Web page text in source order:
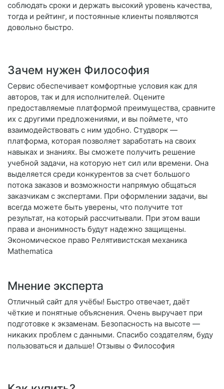
соблюдать сроки и держать высокий уровень качества,
тогда и рейтинг, и постоянные клиенты появляются
довольно быстро.
Зачем нужен Философия
Сервис обеспечивает комфортные условия как для
авторов, так и для исполнителей. Оцените
предоставляемые платформой преимущества, сравните
их с другими предложениями, и вы поймете, что
взаимодействовать с ним удобно. Студворк —
платформа, которая позволяет заработать на своих
навыках и знаниях. Вы сможете получить решение
учебной задачи, на которую нет сил или времени. Она
выделяется среди конкурентов за счет большого
потока заказов и возможности напрямую общаться
заказчикам с экспертами. При оформлении задачи, вы
всегда можете быть уверены, что получите тот
результат, на который рассчитывали. При этом ваши
права и анонимность будут надежно защищены.
Экономическое право Релятивистская механика
Mathematica
Мнение эксперта
Отличный сайт для учёбы! Быстро отвечает, даёт
чёткие и понятные объяснения. Очень выручает при
подготовке к экзаменам. Безопасность на высоте —
никаких проблем с данными. Спасибо создателям, буду
пользоваться и дальше! Отзывы о Философия